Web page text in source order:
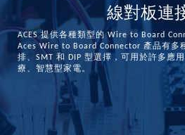
線對板連
ACES 提供各種類型的 Wire to Board
Aces Wire to Board Connector 產品有多
排、SMT 和 DIP 型選擇，可用於許多應
療、智慧型家電。